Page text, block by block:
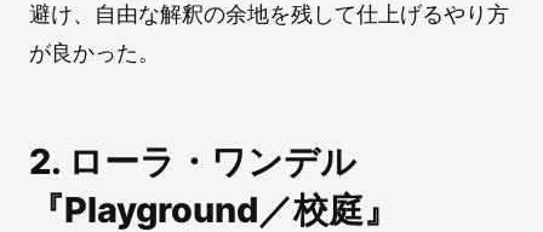
避け、自由な解釈の余地を残して仕上げるやり方
が良かった。
2. ローラ・ワンデル
『Playground／校庭』